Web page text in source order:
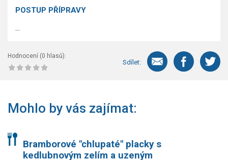
POSTUP PŘÍPRAVY
...
Hodnocení (0 hlasů):
Sdílet:
Mohlo by vás zajímat:
Bramborové "chlupaté" placky s
kedlubnovým zelím a uzeným